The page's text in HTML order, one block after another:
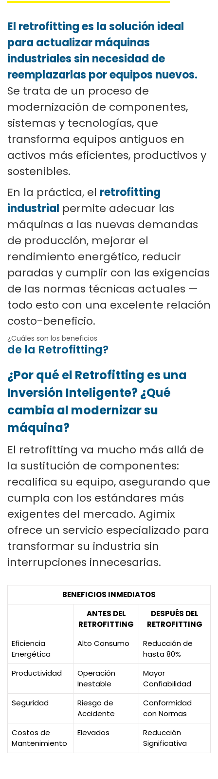
El retrofitting es la solución ideal
para actualizar máquinas
industriales sin necesidad de
reemplazarlas por equipos nuevos.
Se trata de un proceso de
modernización de componentes,
sistemas y tecnologías, que
transforma equipos antiguos en
activos más eficientes, productivos y
sostenibles.
En la práctica, el retrofitting
industrial permite adecuar las
máquinas a las nuevas demandas
de producción, mejorar el
rendimiento energético, reducir
paradas y cumplir con las exigencias
de las normas técnicas actuales —
todo esto con una excelente relación
costo-beneficio.
¿Cuáles son los beneficios
de la Retrofitting?
¿Por qué el Retrofitting es una
Inversión Inteligente? ¿Qué
cambia al modernizar su
máquina?
El retrofitting va mucho más allá de
la sustitución de componentes:
recalifica su equipo, asegurando que
cumpla con los estándares más
exigentes del mercado. Agimix
ofrece un servicio especializado para
transformar su industria sin
interrupciones innecesarias.
BENEFICIOS INMEDIATOS
ANTES DEL
RETROFITTING
DESPUÉS DEL
RETROFITTING
Eficiencia
Energética
Alto Consumo
Reducción de
hasta 80%
Productividad
Operación
Inestable
Mayor
Confiabilidad
Seguridad
Riesgo de
Accidente
Conformidad
con Normas
Costos de
Mantenimiento
Elevados
Reducción
Significativa